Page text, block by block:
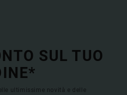
SUL TUO
ultimissime novità e delle